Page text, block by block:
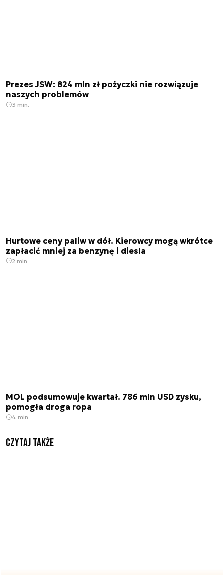
Prezes JSW: 824 mln zł pożyczki nie rozwiązuje
naszych problemów
3 min.
Hurtowe ceny paliw w dół. Kierowcy mogą wkrótce
zapłacić mniej za benzynę i diesla
2 min.
MOL podsumowuje kwartał. 786 mln USD zysku,
pomogła droga ropa
4 min.
Czytaj także